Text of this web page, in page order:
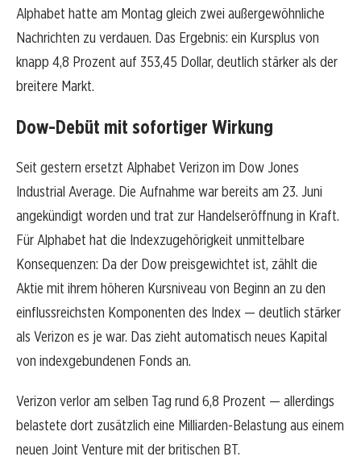
Alphabet hatte am Montag gleich zwei außergewöhnliche
Nachrichten zu verdauen. Das Ergebnis: ein Kursplus von
knapp 4,8 Prozent auf 353,45 Dollar, deutlich stärker als der
breitere Markt.
Dow-Debüt mit sofortiger Wirkung
Seit gestern ersetzt Alphabet Verizon im Dow Jones
Industrial Average. Die Aufnahme war bereits am 23. Juni
angekündigt worden und trat zur Handelseröffnung in Kraft.
Für Alphabet hat die Indexzugehörigkeit unmittelbare
Konsequenzen: Da der Dow preisgewichtet ist, zählt die
Aktie mit ihrem höheren Kursniveau von Beginn an zu den
einflussreichsten Komponenten des Index — deutlich stärker
als Verizon es je war. Das zieht automatisch neues Kapital
von indexgebundenen Fonds an.
Verizon verlor am selben Tag rund 6,8 Prozent — allerdings
belastete dort zusätzlich eine Milliarden-Belastung aus einem
neuen Joint Venture mit der britischen BT.